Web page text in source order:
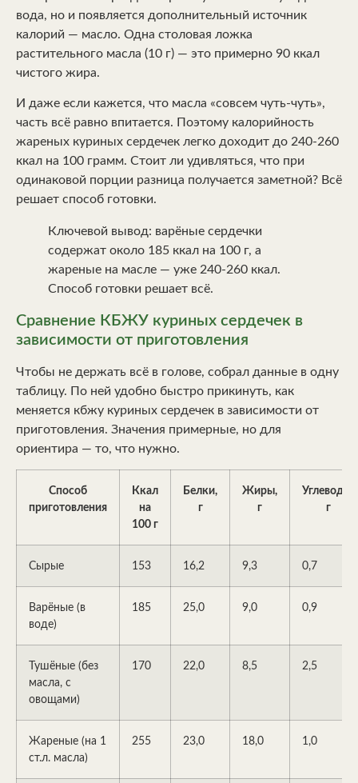
вода, но и появляется дополнительный источник
калорий — масло. Одна столовая ложка
растительного масла (10 г) — это примерно 90 ккал
чистого жира.
И даже если кажется, что масла «совсем чуть-чуть»,
часть всё равно впитается. Поэтому калорийность
жареных куриных сердечек легко доходит до 240-260
ккал на 100 грамм. Стоит ли удивляться, что при
одинаковой порции разница получается заметной? Всё
решает способ готовки.
Ключевой вывод: варёные сердечки
содержат около 185 ккал на 100 г, а
жареные на масле — уже 240-260 ккал.
Способ готовки решает всё.
Сравнение КБЖУ куриных сердечек в
зависимости от приготовления
Чтобы не держать всё в голове, собрал данные в одну
таблицу. По ней удобно быстро прикинуть, как
меняется кбжу куриных сердечек в зависимости от
приготовления. Значения примерные, но для
ориентира — то, что нужно.
Способ
приготовления
Ккал
на
100 г
Белки,
г
Жиры,
г
Углеводы,
г
Сырые 153 16,2 9,3 0,7
Варёные (в
воде)
185 25,0 9,0 0,9
Тушёные (без
масла, с
овощами)
170 22,0 8,5 2,5
Жареные (на 1
ст.л. масла)
255 23,0 18,0 1,0